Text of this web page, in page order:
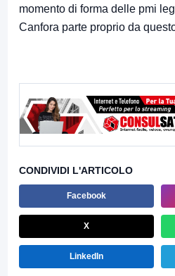
momento di forma delle pmi
Canfora parte proprio da
CONDIVIDI L'ARTICOLO
Facebook
X
LinkedIn